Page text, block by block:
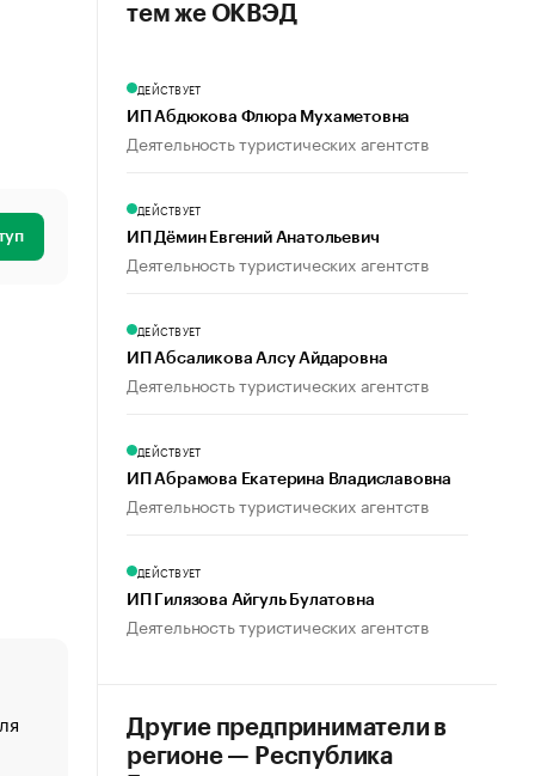
«От спорта тело стареет иначе». Как живет глава
создавшей GTA
тем же ОКВЭД
ДЕЙСТВУЕТ
ИП Абдюкова Флюра Мухаметовна
Деятельность туристических агентств
ДЕЙСТВУЕТ
ИП Дёмин Евгений Анатольевич
Деятельность туристических агентств
ДЕЙСТВУЕТ
ИП Абсаликова Алсу Айдаровна
Деятельность туристических агентств
ДЕЙСТВУЕТ
ИП Абрамова Екатерина Владиславовна
Деятельность туристических агентств
ДЕЙСТВУЕТ
ИП Гилязова Айгуль Булатовна
Деятельность туристических агентств
Другие предприниматели в
регионе — Республика